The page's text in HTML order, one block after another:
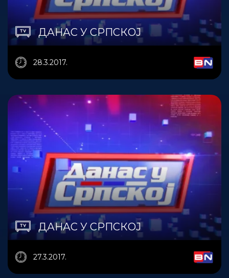
ДАНАС У СРПСКОЈ
28.3.2017.
ДАНАС У СРПСКОЈ
27.3.2017.